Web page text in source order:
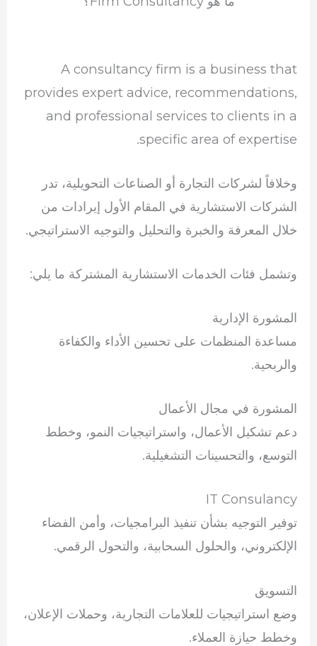
A consultancy firm is a business that
provides expert advice, recommendations,
and professional services to clients in a
specific area of expertise.
وخلافاً لشركات التجارة أو الصناعات التحويلية، تدر
الشركات الاستشارية في المقام الأول إيرادات من
خلال المعرفة والخبرة والتحليل والتوجيه الاستراتيجي.
وتشمل فئات الخدمات الاستشارية المشتركة ما يلي:
المشورة الإدارية
مساعدة المنظمات على تحسين الأداء والكفاءة
والربحية.
المشورة في مجال الأعمال
دعم تشكيل الأعمال، واستراتيجيات النمو، وخطط
التوسع، والتحسينات التشغيلية.
IT Consulancy
توفير التوجيه بشأن تنفيذ البرامجيات، وأمن الفضاء
الإلكتروني، والحلول السحابية، والتحول الرقمي.
التسويق
وضع استراتيجيات للعلامات التجارية، وحملات الإعلان،
وخطط حيازة العملاء.